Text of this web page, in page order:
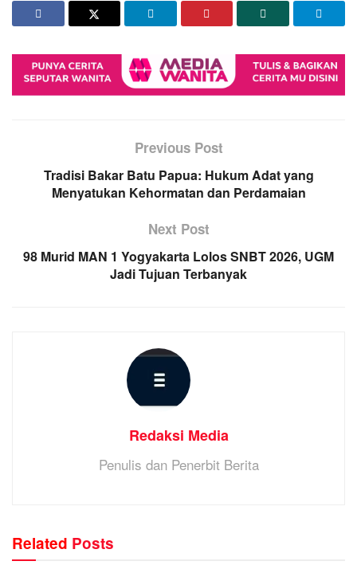
Previous Post
Tradisi Bakar Batu Papua: Hukum Adat yang
Menyatukan Kehormatan dan Perdamaian
Next Post
98 Murid MAN 1 Yogyakarta Lolos SNBT 2026, UGM
Jadi Tujuan Terbanyak
Redaksi Media
Penulis dan Penerbit Berita
Related Posts